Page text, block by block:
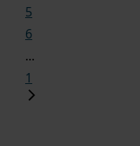
5
6
...
1